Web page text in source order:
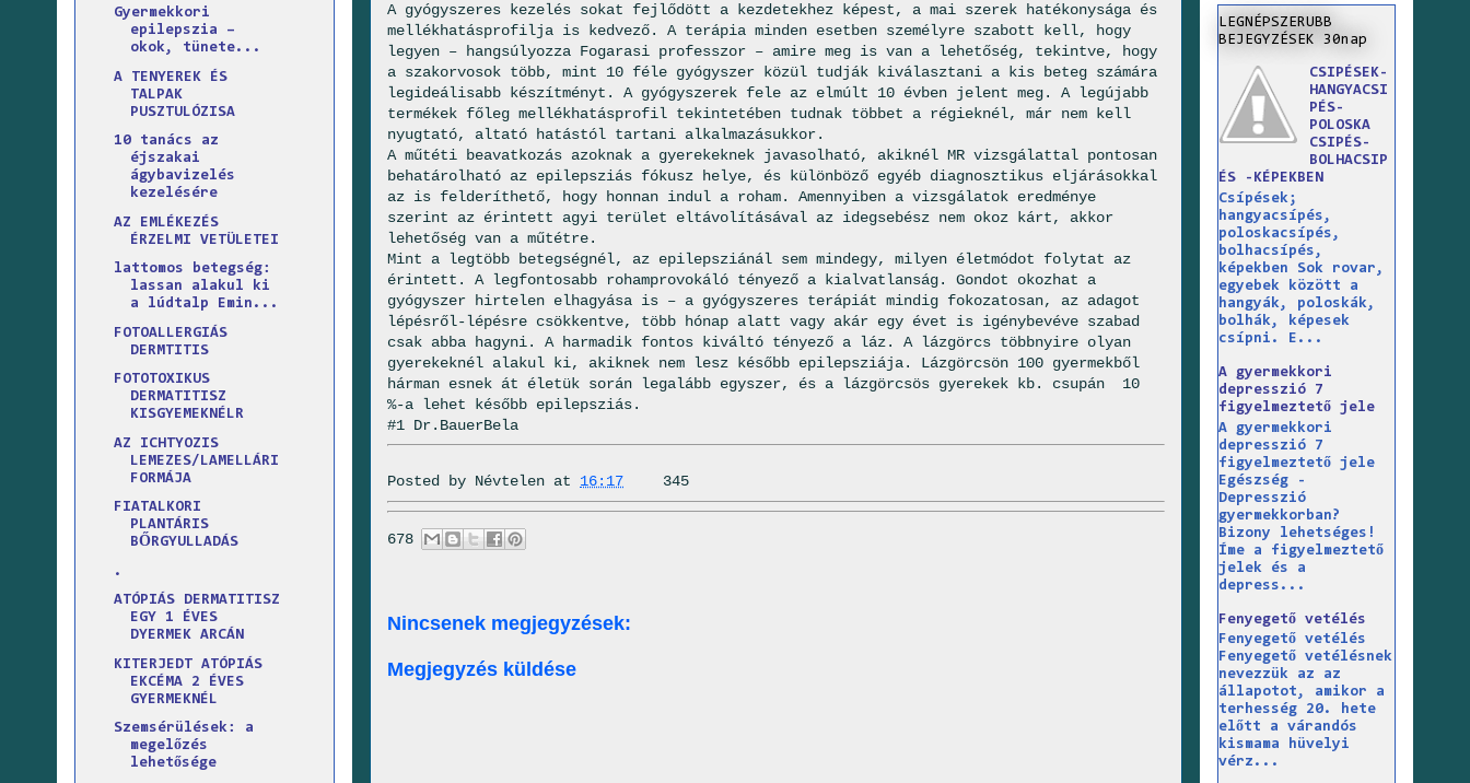
A gyógyszeres kezelés sokat fejlődött a kezdetekhez képest, a mai szerek hatékonysága és
mellékhatásprofilja is kedvező. A terápia minden esetben személyre szabott kell, hogy
legyen – hangsúlyozza Fogarasi professzor – amire meg is van a lehetőség, tekintve, hogy
a szakorvosok több, mint 10 féle gyógyszer közül tudják kiválasztani a kis beteg számára
legideálisabb készítményt. A gyógyszerek fele az elmúlt 10 évben jelent meg. A legújabb
termékek főleg mellékhatásprofil tekintetében tudnak többet a régieknél, már nem kell
nyugtató, altató hatástól tartani alkalmazásukkor.
A műtéti beavatkozás azoknak a gyerekeknek javasolható, akiknél MR vizsgálattal pontosan
behatárolható az epilepsziás fókusz helye, és különböző egyéb diagnosztikus eljárásokkal
az is felderíthető, hogy honnan indul a roham. Amennyiben a vizsgálatok eredménye
szerint az érintett agyi terület eltávolításával az idegsebész nem okoz kárt, akkor
lehetőség van a műtétre.
Mint a legtöbb betegségnél, az epilepsziánál sem mindegy, milyen életmódot folytat az
érintett. A legfontosabb rohamprovokáló tényező a kialvatlanság. Gondot okozhat a
gyógyszer hirtelen elhagyása is – a gyógyszeres terápiát mindig fokozatosan, az adagot
lépésről-lépésre csökkentve, több hónap alatt vagy akár egy évet is igénybevéve szabad
csak abba hagyni. A harmadik fontos kiváltó tényező a láz. A lázgörcs többnyire olyan
gyerekeknél alakul ki, akiknek nem lesz később epilepsziája. Lázgörcsön 100 gyermekből
hárman esnek át életük során legalább egyszer, és a lázgörcsös gyerekek kb. csupán 10
%-a lehet később epilepsziás.
#1 Dr.BauerBela
Posted by Névtelen at 16:17 345
678
Nincsenek megjegyzések:
Megjegyzés küldése
Gyermekkori
epilepszia –
okok, tünete...
A TENYEREK ÉS
TALPAK
PUSZTULÓZISA
10 tanács az
éjszakai
ágybavizelés
kezelésére
AZ EMLÉKEZÉS
ÉRZELMI VETÜLETEI
lattomos betegség:
lassan alakul ki
a lúdtalp Emin...
FOTOALLERGIÁS
DERMTITIS
FOTOTOXIKUS
DERMATITISZ
KISGYEMEKNÉLR
AZ ICHTYOZIS
LEMEZES/LAMELLÁRI
FORMÁJA
FIATALKORI
PLANTÁRIS
BŐRGYULLADÁS
.
ATÓPIÁS DERMATITISZ
EGY 1 ÉVES
DYERMEK ARCÁN
KITERJEDT ATÓPIÁS
EKCÉMA 2 ÉVES
GYERMEKNÉL
Szemsérülések: a
megelőzés
lehetősége
LEGNÉPSZERUBB
BEJEGYZÉSEK 30nap
CSIPÉSEK-
HANGYACSI
PÉS-
POLOSKA
CSIPÉS-
BOLHACSIP
ÉS -KÉPEKBEN
Csípések;
hangyacsípés,
poloskacsípés,
bolhacsípés,
képekben Sok rovar,
egyebek között a
hangyák, poloskák,
bolhák, képesek
csípni. E...
A gyermekkori
depresszió 7
figyelmeztető jele
A gyermekkori
depresszió 7
figyelmeztető jele
Egészség -
Depresszió
gyermekkorban?
Bizony lehetséges!
Íme a figyelmeztető
jelek és a
depress...
Fenyegető vetélés
Fenyegető vetélés
Fenyegető vetélésnek
nevezzük az az
állapotot, amikor a
terhesség 20. hete
előtt a várandós
kismama hüvelyi
vérz...